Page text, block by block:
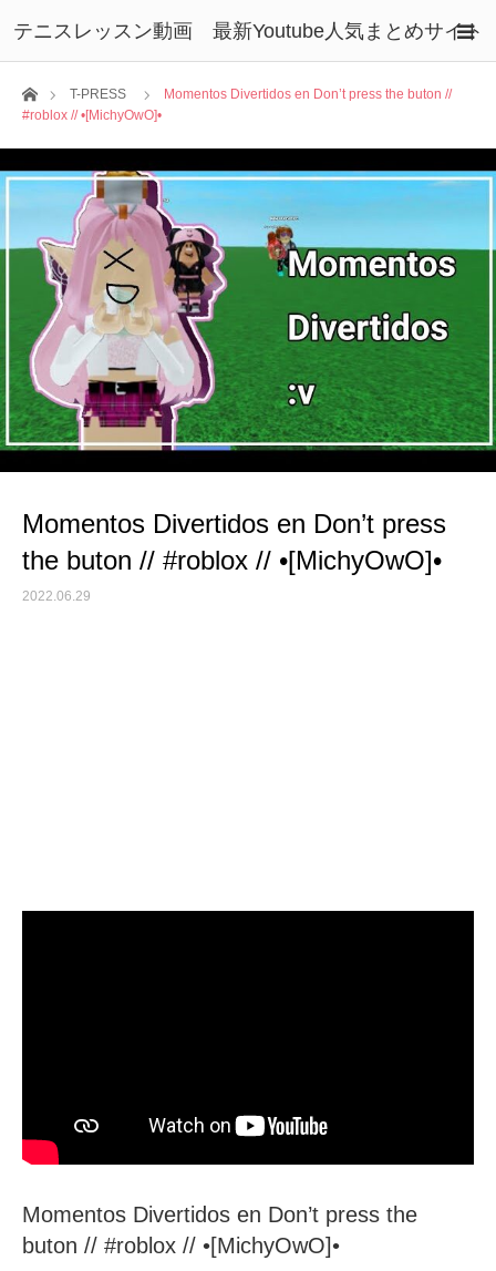
テニスレッスン動画 最新Youtube人気まとめサイト
ホームT-PRESS
Momentos Divertidos en Don’t press the buton //
#roblox // •[MichyOwO]•
Momentos Divertidos en Don’t press
the buton // #roblox // •[MichyOwO]•
2022.06.29
Momentos Divertidos en Don’t press the
buton // #roblox // •[MichyOwO]•